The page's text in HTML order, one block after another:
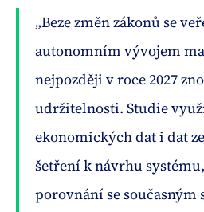
„Beze změn zákonů se
autonomním vývojem
nejpozději v roce 2027
udržitelnosti. Studie
ekonomických dat i dat
šetření k návrhu
porovnání se